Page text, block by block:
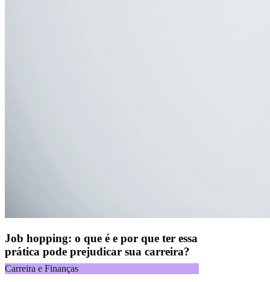
Job hopping: o que é e por que ter essa
prática pode prejudicar sua carreira?
Carreira e Finanças